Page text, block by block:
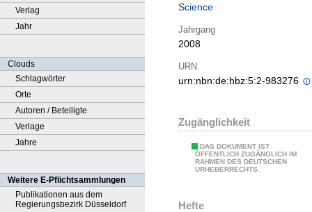
Verlag
Jahr
Clouds
Schlagwörter
Orte
Autoren / Beteiligte
Verlage
Jahre
Weitere E-Pflichtsammlungen
Publikationen aus dem
Regierungsbezirk Düsseldorf
Science
Jahrgang
2008
URN
urn:nbn:de:hbz:5:2-983276
Zugänglichkeit
DAS DOKUMENT IST
ÖFFENTLICH ZUGÄNGLICH IM
RAHMEN DES DEUTSCHEN
URHEBERRECHTS.
Hefte